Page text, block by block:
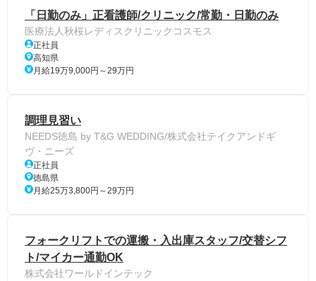
「日勤のみ」正看護師/クリニック/常勤・日勤のみ
医療法人秋桜レディスクリニックコスモス
正社員
高知県
月給19万9,000円～29万円
調理見習い
NEEDS徳島 by T&G WEDDING/株式会社テイクアンドギ
ヴ・ニーズ
正社員
徳島県
月給25万3,800円～29万円
フォークリフトでの運搬・入出庫スタッフ/交替シフ
ト/マイカー通勤OK
株式会社ワールドインテック